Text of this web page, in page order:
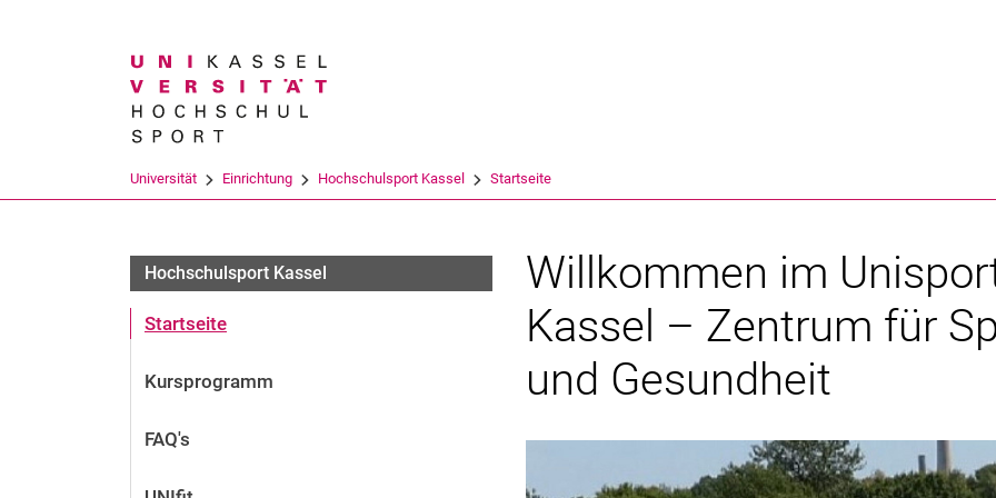
Universität Einrichtung Hochschulsport Kassel Startseite
Hochschulsport Kassel
Startseite
Kursprogramm
FAQ's
Willkommen im
Kassel – Zentrum für
und Gesundheit